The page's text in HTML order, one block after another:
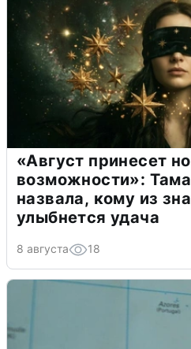
«Август принесет
возможности»:
назвала, кому из
улыбнется удача
8 августа 18